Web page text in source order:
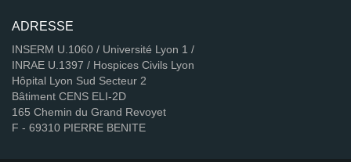
ADRESSE
INSERM U.1060 / Université Lyon 1 /
INRAE U.1397 / Hospices Civils Lyon
Hôpital Lyon Sud Secteur 2
Bâtiment CENS ELI-2D
165 Chemin du Grand Revoyet
F - 69310 PIERRE BENITE